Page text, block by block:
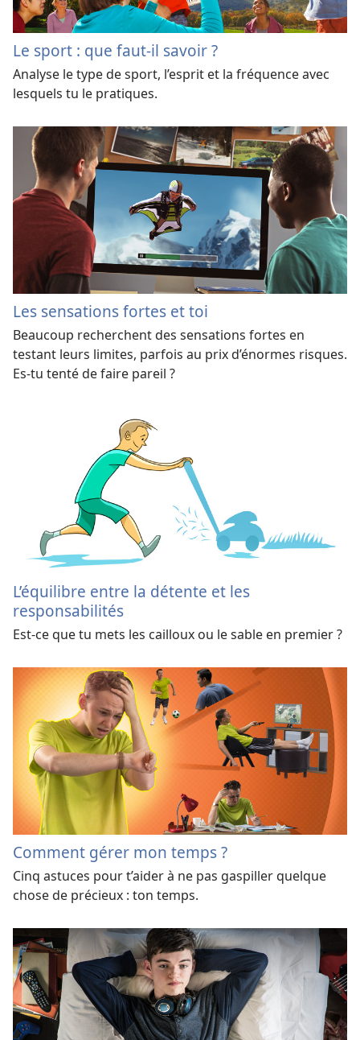
Le sport : que faut-il savoir ?
Analyse le type de sport, l’esprit et la fréquence avec
lesquels tu le pratiques.
Les sensations fortes et toi
Beaucoup recherchent des sensations fortes en
testant leurs limites, parfois au prix d’énormes risques.
Es-​tu tenté de faire pareil ?
L’équilibre entre la détente et les
responsabilités
Est-ce que tu mets les cailloux ou le sable en premier ?
Comment gérer mon temps ?
Cinq astuces pour t’aider à ne pas gaspiller quelque
chose de précieux : ton temps.